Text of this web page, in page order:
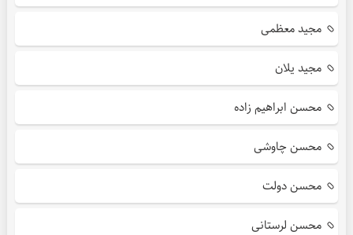
مجید معظمی
مجید یلان
محسن ابراهیم زاده
محسن چاوشی
محسن دولت
محسن لرستانی